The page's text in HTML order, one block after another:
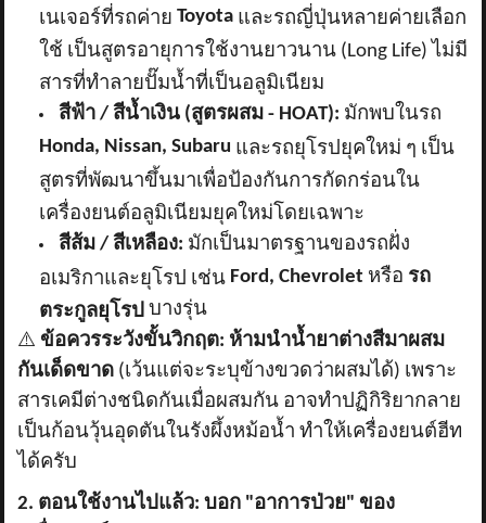
เนเจอร์ที่รถค่าย Toyota และรถญี่ปุ่นหลายค่ายเลือก
ใช้ เป็นสูตรอายุการใช้งานยาวนาน (Long Life) ไม่มี
สารที่ทำลายปั๊มน้ำที่เป็นอลูมิเนียม
สีฟ้า / สีน้ำเงิน (สูตรผสม - HOAT): มักพบในรถ
Honda, Nissan, Subaru และรถยุโรปยุคใหม่ ๆ เป็น
สูตรที่พัฒนาขึ้นมาเพื่อป้องกันการกัดกร่อนใน
เครื่องยนต์อลูมิเนียมยุคใหม่โดยเฉพาะ
สีส้ม / สีเหลือง: มักเป็นมาตรฐานของรถฝั่ง
อเมริกาและยุโรป เช่น Ford, Chevrolet หรือ รถ
ตระกูลยุโรป
บางรุ่น
⚠️ ข้อควรระวังขั้นวิกฤต: ห้ามนำน้ำยาต่างสีมาผสม
กันเด็ดขาด (เว้นแต่จะระบุข้างขวดว่าผสมได้) เพราะ
สารเคมีต่างชนิดกันเมื่อผสมกัน อาจทำปฏิกิริยากลาย
เป็นก้อนวุ้นอุดตันในรังผึ้งหม้อน้ำ ทำให้เครื่องยนต์ฮีท
ได้ครับ
2. ตอนใช้งานไปแล้ว: บอก "อาการป่วย" ของ